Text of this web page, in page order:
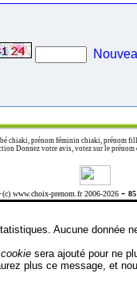
chiaki, prénom féminin chiaki, prénom
Donnez votre avis, votez sur le
www.choix-prenom.fr 2006-2026 - 85
Aucune
cookie sera ajouté pour ne
plus ce message, et